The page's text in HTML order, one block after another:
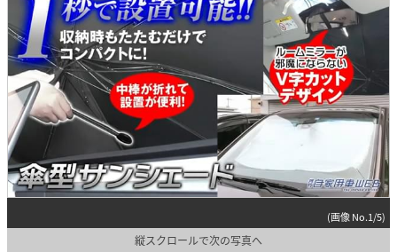
(画像 No.1/5)
縦スクロールで次の写真へ